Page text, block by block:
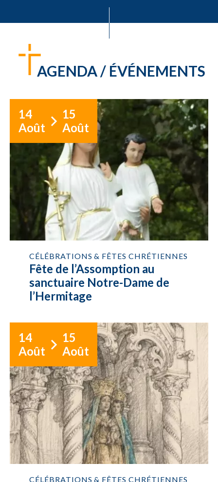
AGENDA / ÉVÉNEMENTS
14
Août
15
Août
CÉLÉBRATIONS & FÊTES CHRÉTIENNES
Fête de l’Assomption au
sanctuaire Notre-Dame de
l’Hermitage
14
Août
15
Août
CÉLÉBRATIONS & FÊTES CHRÉTIENNES